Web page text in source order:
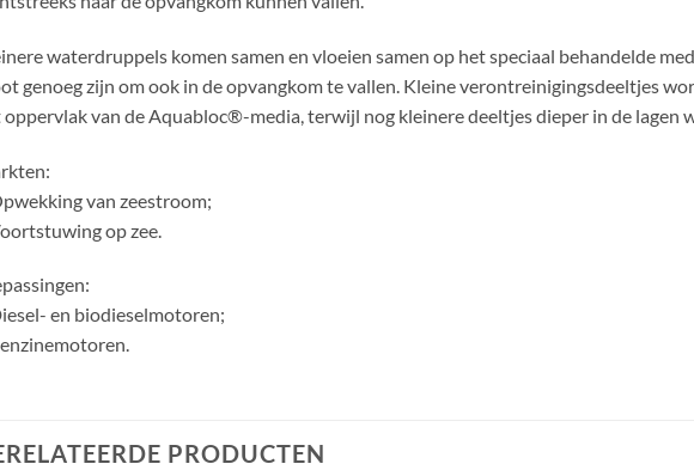
waterdruppels komen samen en vloeien samen op het speciaal behandelde
genoeg zijn om ook in de opvangkom te vallen. Kleine verontreinigingsdeeltjes
oppervlak van de Aquabloc®-media, terwijl nog kleinere deeltjes dieper in de lagen
van zeestroom;
op zee.
en biodieselmotoren;
PRODUCTEN